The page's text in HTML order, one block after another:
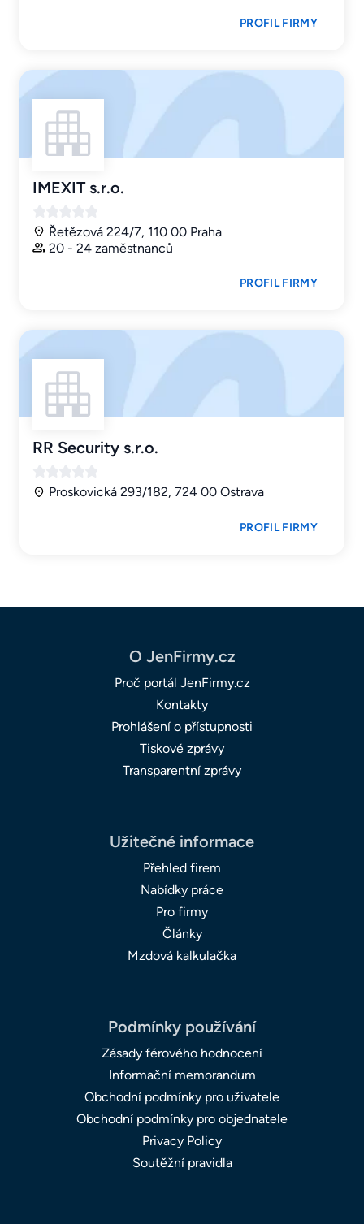
PROFIL FIRMY
IMEXIT s.r.o.
Řetězová 224/7, 110 00 Praha
20 - 24 zaměstnanců
PROFIL FIRMY
RR Security s.r.o.
Proskovická 293/182, 724 00 Ostrava
PROFIL FIRMY
O JenFirmy.cz
Proč portál JenFirmy.cz
Kontakty
Prohlášení o přístupnosti
Tiskové zprávy
Transparentní zprávy
Užitečné informace
Přehled firem
Nabídky práce
Pro firmy
Články
Mzdová kalkulačka
Podmínky používání
Zásady férového hodnocení
Informační memorandum
Obchodní podmínky pro uživatele
Obchodní podmínky pro objednatele
Privacy Policy
Soutěžní pravidla